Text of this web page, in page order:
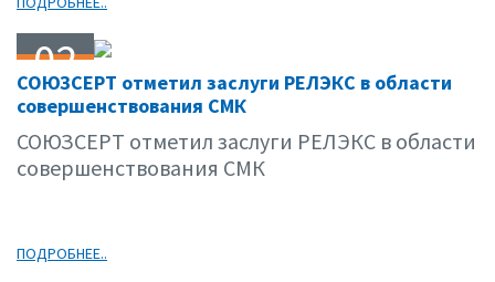
02
06.10
СОЮЗСЕРТ отметил заслуги РЕЛЭКС в области
совершенствования СМК
СОЮЗСЕРТ отметил заслуги РЕЛЭКС в области
совершенствования СМК
ПОДРОБНЕЕ..